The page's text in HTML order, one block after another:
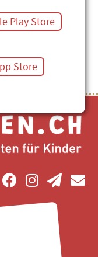
Play Store
Store